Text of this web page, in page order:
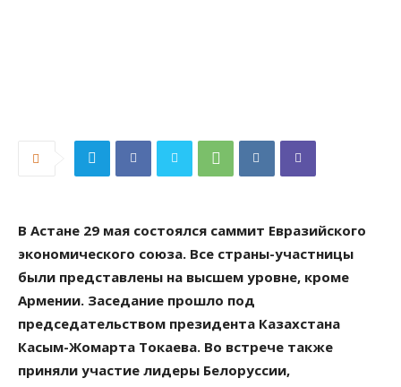
В Астане 29 мая состоялся саммит Евразийского
экономического союза. Все страны-участницы
были представлены на высшем уровне, кроме
Армении. Заседание прошло под
председательством президента Казахстана
Касым-Жомарта Токаева. Во встрече также
приняли участие лидеры Белоруссии,